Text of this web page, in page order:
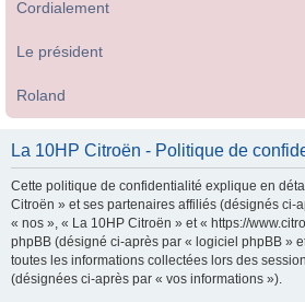
Cordialement
Le président
Roland
La 10HP Citroën - Politique de
Cette politique de confidentialité explique en
Citroën » et ses partenaires affiliés (désignés ci-
« nos », « La 10HP Citroën » et « https://
phpBB (désigné ci-après par « logiciel phpBB »
toutes les informations collectées lors des
(désignées ci-après par « vos informations »).